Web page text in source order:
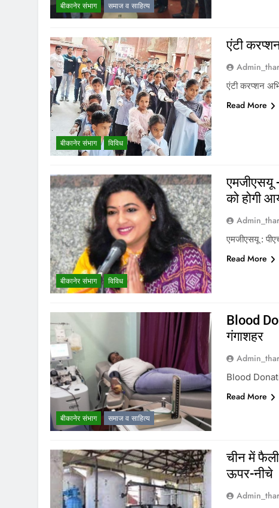
बीकानेर संभाग समाज व साहित्य
बीकानेर संभाग विविध
एंटी
एंटी करप्शन
Read More
बीकानेर संभाग विविध
एमजीएसयू
को होगी
एमजीएसयू :
Read More
बीकानेर संभाग समाज व साहित्य
Blood
गंगाशहर
Blood
Read More
चीन में फैली
ऊपर-नीचे